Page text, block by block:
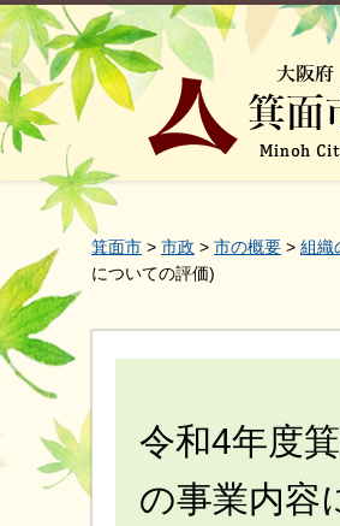
箕面市 > 市政 > 市の概要 > 組織
についての評価)
令和4年度
の事業内容